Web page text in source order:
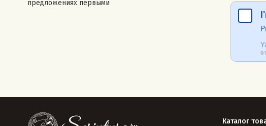
предложениях первыми
Каталог